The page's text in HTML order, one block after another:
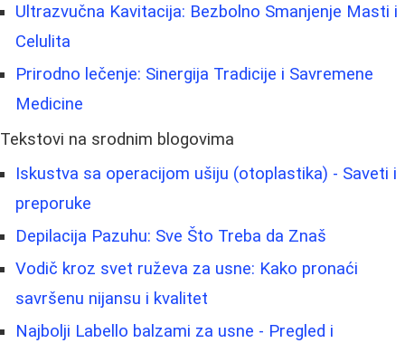
Ultrazvučna Kavitacija: Bezbolno Smanjenje Masti i
Celulita
Prirodno lečenje: Sinergija Tradicije i Savremene
Medicine
Tekstovi na srodnim blogovima
Iskustva sa operacijom ušiju (otoplastika) - Saveti i
preporuke
Depilacija Pazuhu: Sve Što Treba da Znaš
Vodič kroz svet ruževa za usne: Kako pronaći
savršenu nijansu i kvalitet
Najbolji Labello balzami za usne - Pregled i